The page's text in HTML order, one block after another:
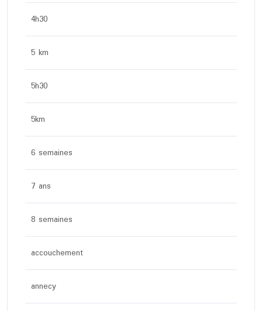
4h30
5 km
5h30
5km
6 semaines
7 ans
8 semaines
accouchement
annecy